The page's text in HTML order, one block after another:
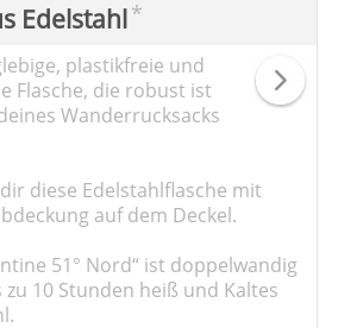
Edelstahl*
plastikfreie und
Flasche, die robust ist
Wanderrucksacks
diese Edelstahlflasche mit
auf dem Deckel.
51° Nord“ ist doppelwandig
10 Stunden heiß und Kaltes